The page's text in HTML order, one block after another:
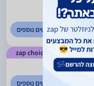
לפרטים נוספים
zap choice
לפרטים נוספים